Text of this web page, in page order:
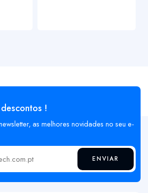
!
as melhores novidades no seu e-
ENVIAR